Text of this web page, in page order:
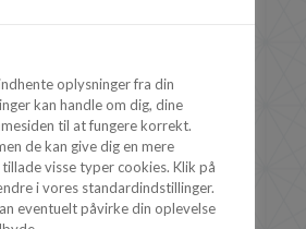
oplysninger fra din
kan handle om dig, dine
til at fungere korrekt.
de kan give dig en mere
visse typer cookies. Klik på
i vores standardindstillinger.
eventuelt påvirke din oplevelse